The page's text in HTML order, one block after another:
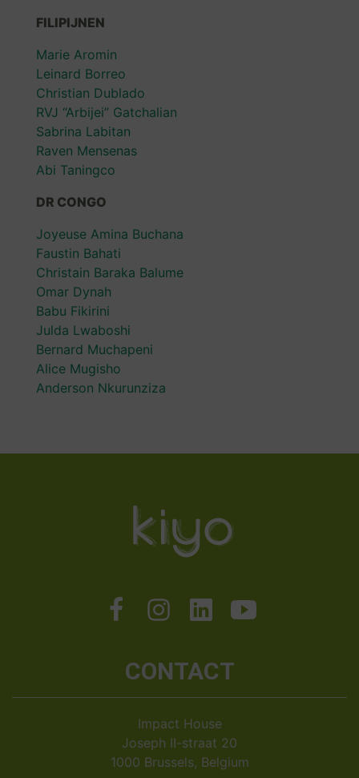
FILIPIJNEN
Marie Aromin
Leinard Borreo
Christian Dublado
RVJ “Arbijei” Gatchalian
Sabrina Labitan
Raven Mensenas
Abi Taningco
DR CONGO
Joyeuse Amina Buchana
Faustin Bahati
Christain Baraka Balume
Omar Dynah
Babu Fikirini
Julda Lwaboshi
Bernard Muchapeni
Alice Mugisho
Anderson Nkurunziza
CONTACT
Impact House
Joseph II-straat 20
1000 Brussels, Belgium